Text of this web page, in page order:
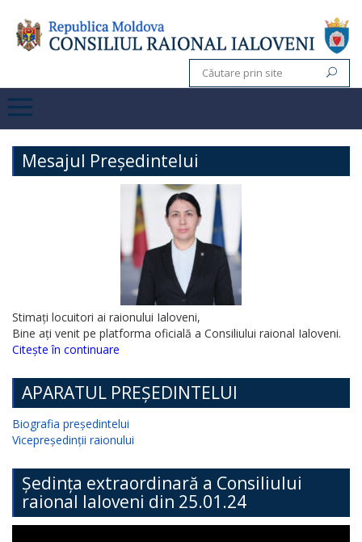
Mesajul Președintelui
Stimați locuitori ai raionului Ialoveni,
Bine ați venit pe platforma oficială a Consiliului raional Ialoveni.
Citește în continuare
APARATUL PREȘEDINTELUI
Biografia președintelui
Vicepreședinții raionului
Ședința extraordinară a Consiliului
raional Ialoveni din 25.01.24